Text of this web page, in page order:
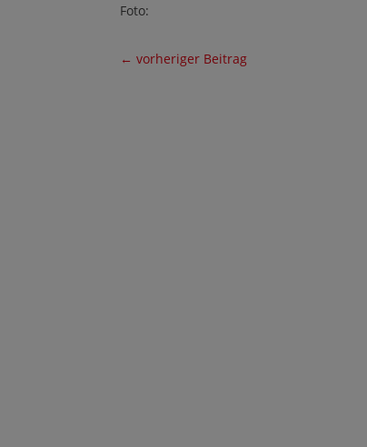
Foto:
← vorheriger Beitrag